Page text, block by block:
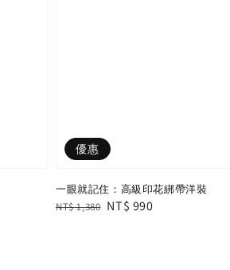
優惠
一眼就記住：高級印花綁帶洋裝
Regular
NT$ 1,380 Sale
NT$ 990